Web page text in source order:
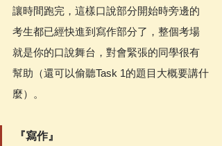
讓時間跑完，這樣口說部分開始時旁邊的
考生都已經快進到寫作部分了，整個考場
就是你的口說舞台，對會緊張的同學很有
幫助（還可以偷聽Task 1的題目大概要講什
麼）。
『寫作』